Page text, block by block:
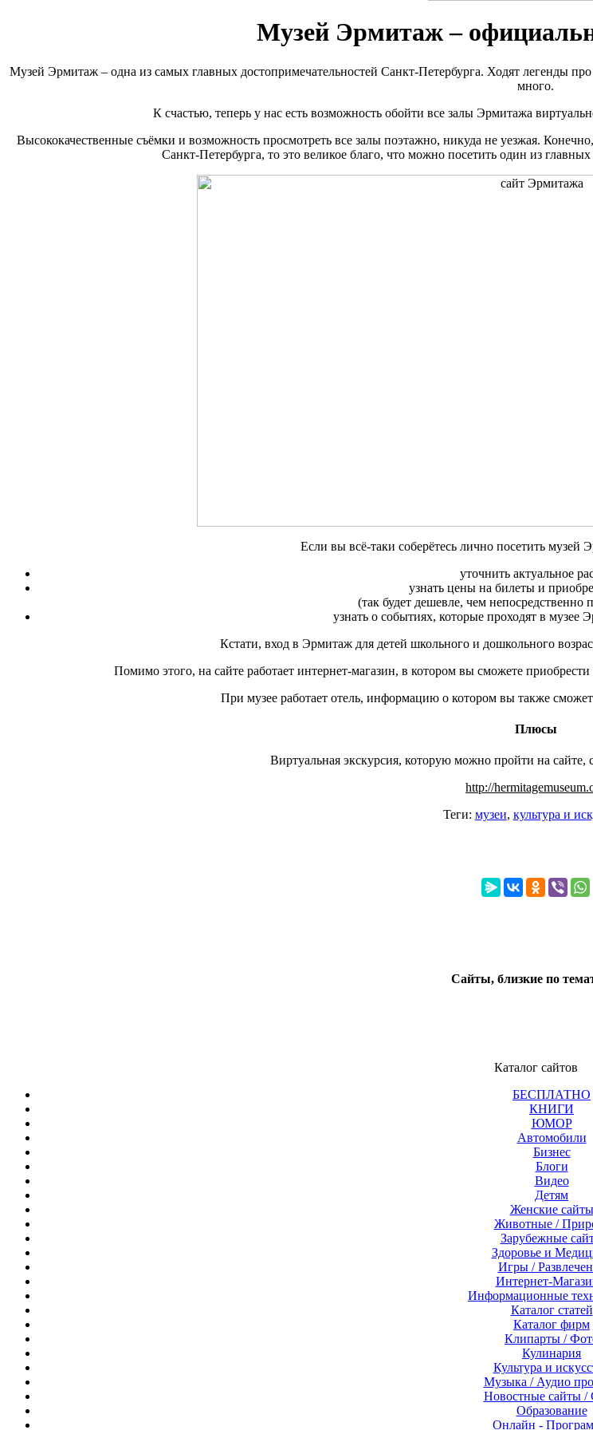
Музей Эрмитаж –
Музей Эрмитаж – одна из самых главных достопримечательностей Санкт-Петербурга. Ходят легенды
много.
К счастью, теперь у нас есть возможность обойти все залы Эрмитажа
Высококачественные съёмки и возможность просмотреть все залы поэтажно, никуда не уезжая.
Санкт-Петербурга, то это великое благо, что можно посетить один из
Если вы всё-таки соберётесь лично посетить музей
уточнить актуальное
узнать цены на билеты и
(так будет дешевле, чем непосредственно
узнать о событиях, которые проходят в
Кстати, вход в Эрмитаж для детей школьного и дошкольного
Помимо этого, на сайте работает интернет-магазин, в котором вы сможете
При музее работает отель, информацию о котором вы также
Плюсы
Виртуальная экскурсия, которую можно пройти на сайте,
http://
Теги: музеи, культура и
Сайты, близкие по
Каталог сайтов
БЕСПЛАТНО
КНИГИ
ЮМОР
Автомобили
Бизнес
Блоги
Видео
Детям
Женские сайты
Животные /
Зарубежные
Здоровье и
Игры /
Интернет-
Информационные
Каталог статей
Каталог фирм
Клипарты /
Кулинария
Культура и
Музыка / Аудио
Новостные сайты
Образование
Онлайн -